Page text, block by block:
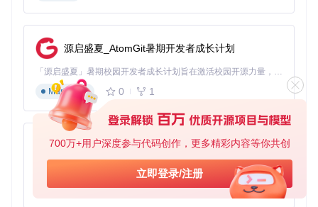
700万+用户深度参与代码创作，更多精彩内容等你共创
立即登录/注册
源启盛夏_AtomGit暑期开发者成长计划
「源启盛夏」暑期校园开发者成长计划旨在激活校园开源力量，通过积分激励、认证扶持、资源倾斜等形式，引导高校组织和开发者完成「入驻 — 建项目 — 做贡献 — 获认证 — 得资源」的完整闭环。无论你是想带领社团入驻平台的组织者，还是希望用代码贡献证明自己的开发者，都能在这里找到属于你的成长路径。
Markdown
0 1
py-xiaozhi
基于Python的Xiaozhi AI，适用于想要完整Xiaozhi体验而无需拥有专用硬件的用户。
Python
0 1